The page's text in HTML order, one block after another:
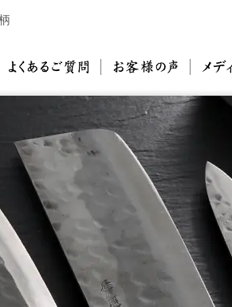
刃物とは よくあるご質問 お客様